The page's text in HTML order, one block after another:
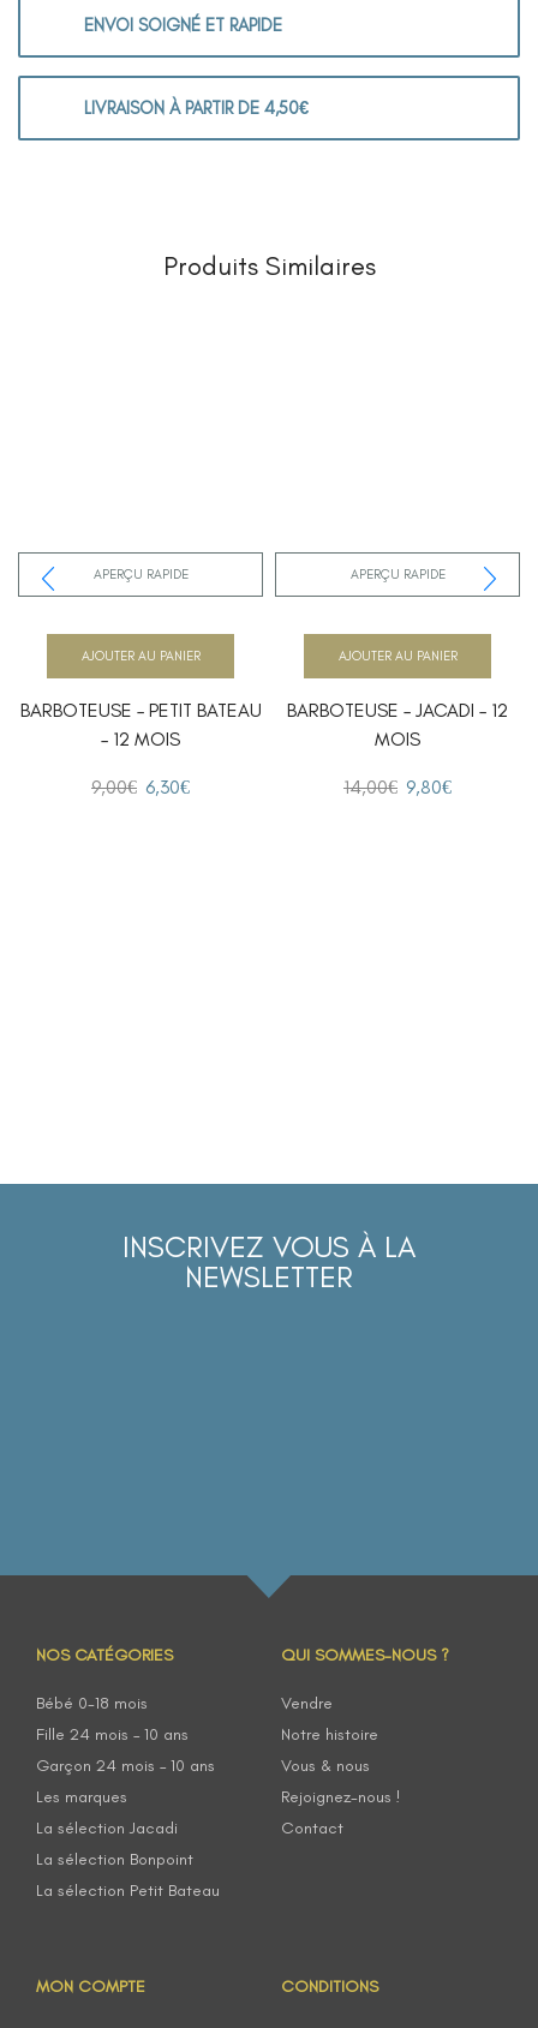
ENVOI SOIGNÉ ET RAPIDE
LIVRAISON À PARTIR DE 4,50€
Produits Similaires
APERÇU RAPIDE
BARBOTEUSE – PETIT BATEAU
– 12 MOIS
9,00€ 6,30€
AJOUTER AU PANIER
APERÇU RAPIDE
BARBOTEUSE – JACADI – 12
MOIS
14,00€ 9,80€
AJOUTER AU PANIER
INSCRIVEZ VOUS À LA
NEWSLETTER
NOS CATÉGORIES
Bébé 0-18 mois
Fille 24 mois – 10 ans
Garçon 24 mois – 10 ans
Les marques
La sélection Jacadi
La sélection Bonpoint
La sélection Petit Bateau
QUI SOMMES-NOUS ?
Vendre
Notre histoire
Vous & nous
Rejoignez-nous !
Contact
MON COMPTE CONDITIONS